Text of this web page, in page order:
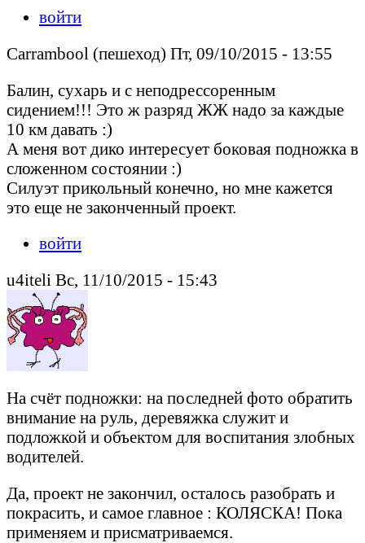
войти
Carrambool (пешеход) Пт, 09/10/2015 - 13:55
Балин, сухарь и с неподрессоренным
сидением!!! Это ж разряд ЖЖ надо за каждые
10 км давать :)
А меня вот дико интересует боковая подножка в
сложенном состоянии :)
Силуэт прикольный конечно, но мне кажется
это еще не законченный проект.
войти
u4iteli Вс, 11/10/2015 - 15:43
На счёт подножки: на последней фото обратить
внимание на руль, деревяжка служит и
подложкой и объектом для воспитания злобных
водителей.
Да, проект не закончил, осталось разобрать и
покрасить, и самое главное : КОЛЯСКА! Пока
применяем и присматриваемся.